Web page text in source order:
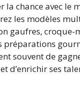
la chance avec le
les modèles
gaufres, croque-
préparations
souvent de
d’enrichir ses